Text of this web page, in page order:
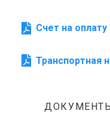
Счет на оплату
Транспортная